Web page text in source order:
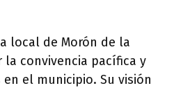
local de Morón de la
la convivencia pacífica y
el municipio. Su visión